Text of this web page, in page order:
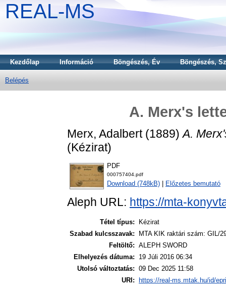
REAL-MS
Kezdőlap Információ Böngészés, Év Böngészés,
Belépés
A. Merx's
Merx, Adalbert(1889)A.
(Kézirat)
PDF
000757404.pdf
Download (748kB) Előzetes bemutató
Aleph URL: https://mta-
Tétel típus:
Kézirat
Szabad kulcsszavak:
MTA KIK raktári szám: GIL/
Feltöltő: ALEPH SWORD
Elhelyezés dátuma:
19 Júli 2016 06:34
Utolsó változtatás: 09 Dec 2025 11:58
URI:
https://real-ms.mtak.hu/id/